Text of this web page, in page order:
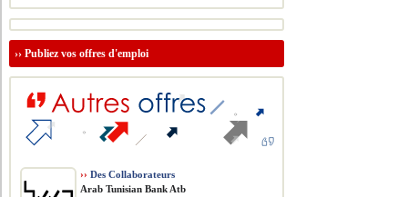
››Publiez vos offres d'emploi
›› Des Collaborateurs
Arab Tunisian Bank Atb